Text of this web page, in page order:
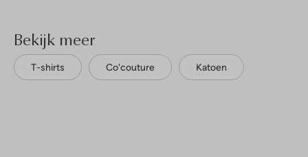
Bekijk meer
T-shirts Co'couture Katoen